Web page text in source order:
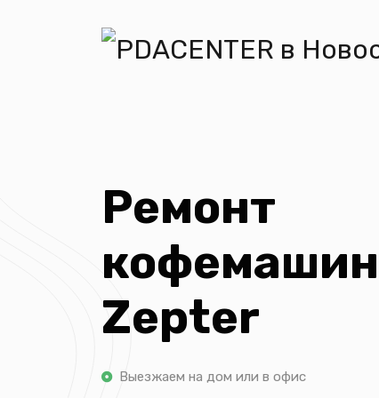
Ремонт
кофемашин
Zepter
Выезжаем на дом или в офис